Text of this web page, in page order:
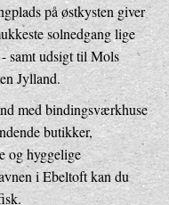
på østkysten giver
solnedgang lige
samt udsigt til Mols
Jylland.
med bindingsværkhuse
butikker,
og hyggelige
i Ebeltoft kan du